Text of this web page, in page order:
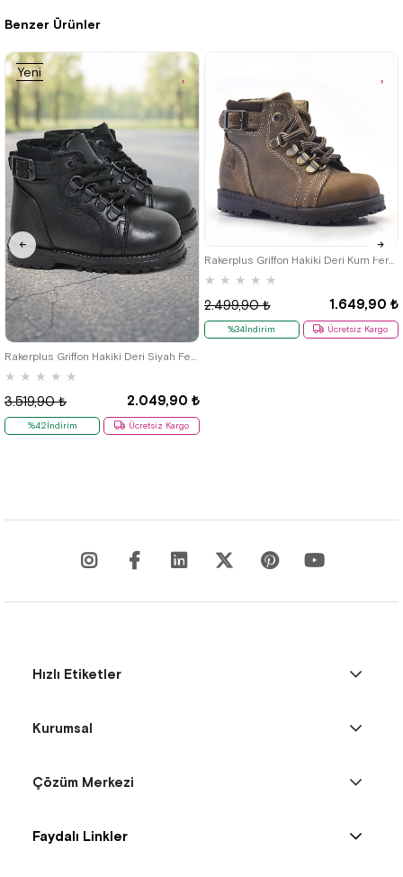
%42İndirim %42İndirim
Benzer Ürünler
★ ★ ★ ★ ★
2.049,90 ₺
3.519,90 ₺
%42İndirim Ücretsiz Kargo
Yeni
Ürün
21 22 23 24 25
Rakerplus Griffon Hakiki Deri Kum Fermuarlı Kışlık Çocuk Bot
★ ★ ★ ★ ★
1.649,90 ₺
2.499,90 ₺
%34İndirim Ücretsiz Kargo
23 24
Hızlı Etiketler
Kurumsal
Çözüm Merkezi
Faydalı Linkler